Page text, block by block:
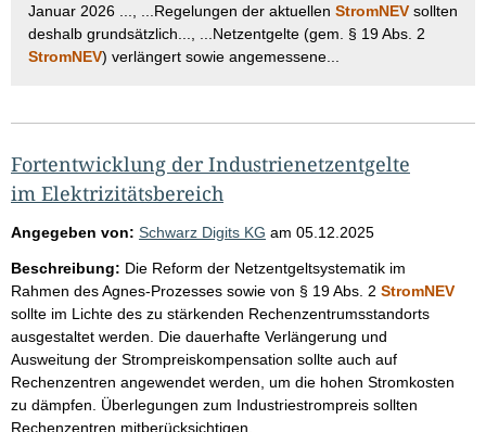
Januar 2026 ..., ...Regelungen der aktuellen StromNEV sollten
deshalb grundsätzlich..., ...Netzentgelte (gem. § 19 Abs. 2
StromNEV) verlängert sowie angemessene...
Fortentwicklung der Industrienetzentgelte
im Elektrizitätsbereich
Angegeben von: Schwarz Digits KG am 05.12.2025
Beschreibung: Die Reform der Netzentgeltsystematik im
Rahmen des Agnes-Prozesses sowie von § 19 Abs. 2 StromNEV
sollte im Lichte des zu stärkenden Rechenzentrumsstandorts
ausgestaltet werden. Die dauerhafte Verlängerung und
Ausweitung der Strompreiskompensation sollte auch auf
Rechenzentren angewendet werden, um die hohen Stromkosten
zu dämpfen. Überlegungen zum Industriestrompreis sollten
Rechenzentren mitberücksichtigen.